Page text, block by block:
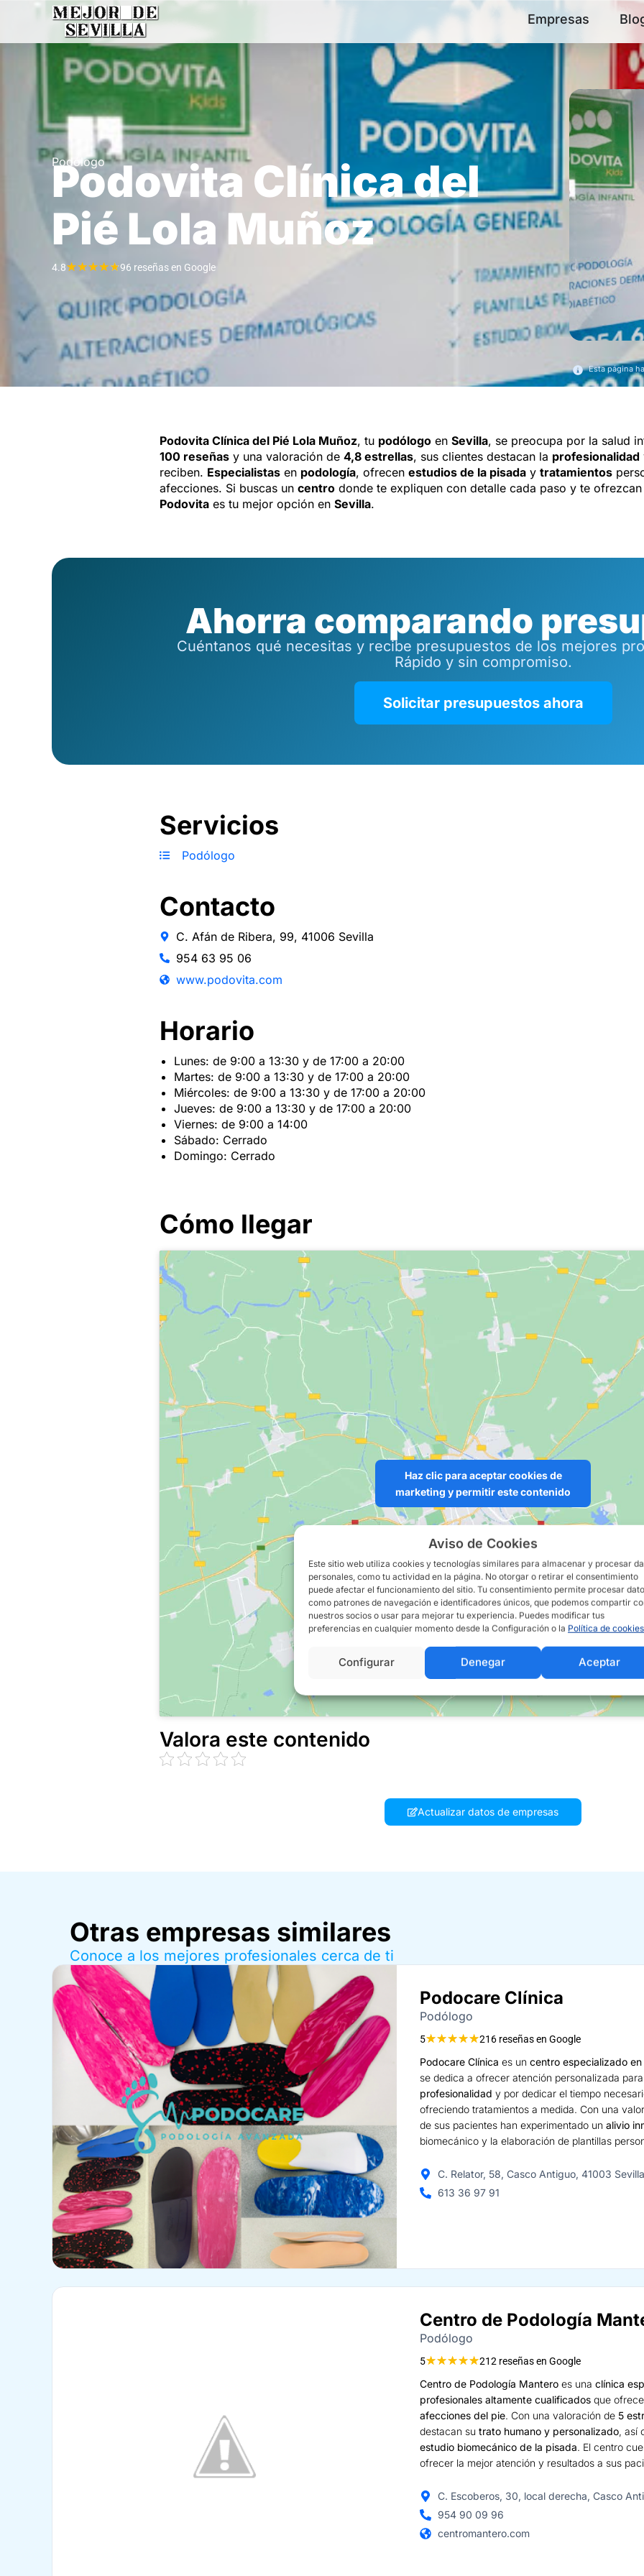
Aviso de Cookies
Este sitio web utiliza cookies y tecnologías similares para almacenar y procesar
personales, como tu actividad en la página. No otorgar o retirar el consentimiento
puede afectar el funcionamiento del sitio. Tu consentimiento permite procesar
como patrones de navegación e identificadores únicos, que podemos compartir
nuestros socios o usar para mejorar tu experiencia. Puedes modificar tus
preferencias en cualquier momento desde la Configuración o la Política de cookies
Aceptar
Denegar
Configurar
Empresas
Esta página
Podólogo
Podovita Clínica del
Pié Lola Muñoz
4.8★★★★★96 reseñas en Google
Podovita Clínica del Pié Lola Muñoz, tu podólogo en Sevilla, se preocupa por la salud
100 reseñas y una valoración de 4,8 estrellas, sus clientes destacan la profesionalidad
reciben. Especialistas en podología, ofrecen estudios de la pisada y tratamientos
afecciones. Si buscas un centro donde te expliquen con detalle cada paso y te
Podovita es tu mejor opción en Sevilla.
Ahorra comparando
Cuéntanos qué necesitas y recibe presupuestos de los mejores
Rápido y sin compromiso.
Solicitar presupuestos ahora
Servicios
Podólogo
Contacto
C. Afán de Ribera, 99, 41006 Sevilla
954 63 95 06
www.podovita.com
Horario
Lunes: de 9:00 a 13:30 y de 17:00 a 20:00
Martes: de 9:00 a 13:30 y de 17:00 a 20:00
Miércoles: de 9:00 a 13:30 y de 17:00 a 20:00
Jueves: de 9:00 a 13:30 y de 17:00 a 20:00
Viernes: de 9:00 a 14:00
Sábado: Cerrado
Domingo: Cerrado
Cómo llegar
Haz clic para aceptar cookies de
marketing y permitir este contenido
Valora este contenido
Actualizar datos de empresas
Otras empresas similares
Conoce a los mejores profesionales cerca de ti
Podocare Clínica
Podólogo
5★★★★★216 reseñas en Google
Podocare Clínica es uncentro especializado
se dedica a ofrecer atención personalizada
profesionalidad y por dedicar el tiempo
ofreciendo tratamientos a medida. Con una
de sus pacientes han experimentado unalivio
biomecánico y la elaboración de plantillas
C. Relator, 58, Casco Antiguo, 41003
613 36 97 91
Centro de Podología
Podólogo
5★★★★★212 reseñas en Google
Centro de Podología Mantero es unaclínica
profesionales altamente cualificados que
afecciones del pie. Con una valoración de 5
destacan sutrato humano y personalizado, así
estudio biomecánico de la pisada. El centro
ofrecer la mejor atención y resultados a sus
C. Escoberos, 30, local derecha, Casco
954 90 09 96
centromantero.com